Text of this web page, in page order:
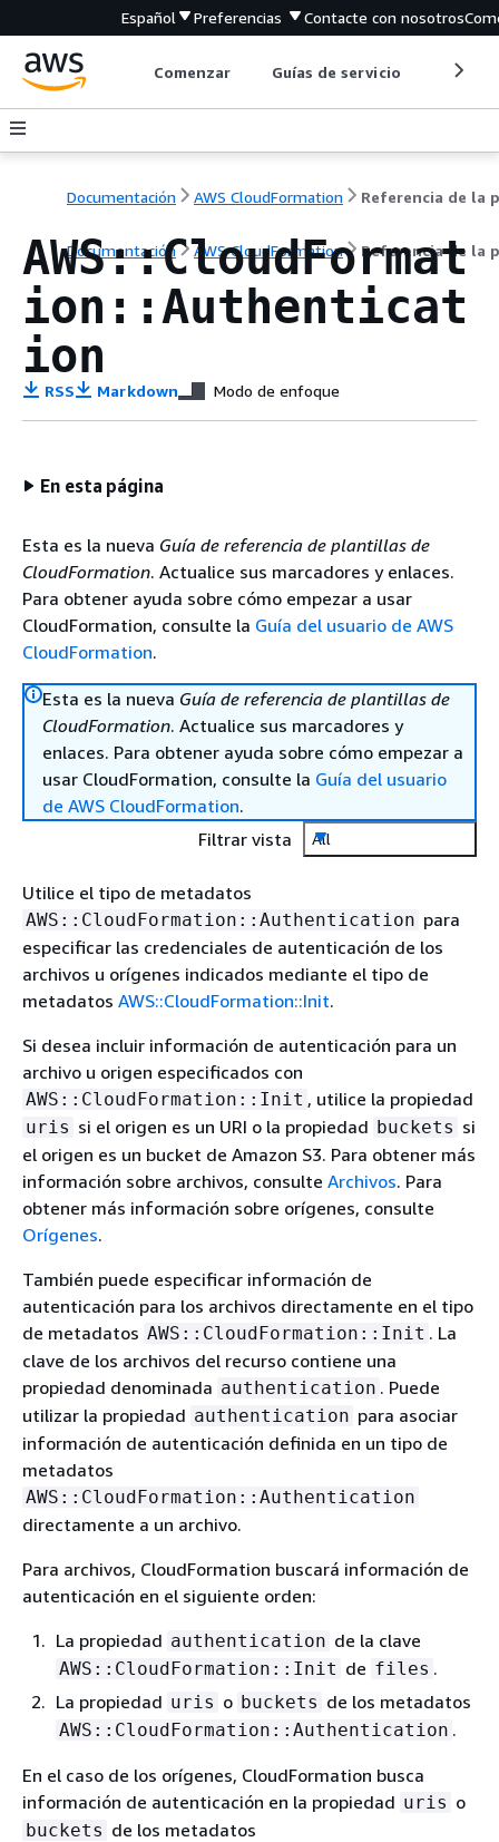
Español Preferencias Contacte con nosotros
Comenzar Guías de servicio
Documentación AWS CloudFormation
Documentación AWS CloudFormation Referencia de la
AWS::CloudFormat
ion::Authenticat
ion
RSS Markdown Modo de enfoque
En esta página
Esta es la nueva Guía de referencia de plantillas de
CloudFormation. Actualice sus marcadores y enlaces.
Para obtener ayuda sobre cómo empezar a usar
CloudFormation, consulte la Guía del usuario de AWS
CloudFormation.
Esta es la nueva Guía de referencia de plantillas de
CloudFormation. Actualice sus marcadores y
enlaces. Para obtener ayuda sobre cómo empezar a
usar CloudFormation, consulte la Guía del usuario
de AWS CloudFormation.
Filtrar vista
All
Utilice el tipo de metadatos
AWS::CloudFormation::Authentication para
especificar las credenciales de autenticación de los
archivos u orígenes indicados mediante el tipo de
metadatos AWS::CloudFormation::Init.
Si desea incluir información de autenticación para un
archivo u origen especificados con
AWS::CloudFormation::Init , utilice la propiedad
uris si el origen es un URI o la propiedad buckets si
el origen es un bucket de Amazon S3. Para obtener más
información sobre archivos, consulte Archivos. Para
obtener más información sobre orígenes, consulte
Orígenes.
También puede especificar información de
autenticación para los archivos directamente en el tipo
de metadatos AWS::CloudFormation::Init . La
clave de los archivos del recurso contiene una
propiedad denominada authentication . Puede
utilizar la propiedad authentication para asociar
información de autenticación definida en un tipo de
metadatos
AWS::CloudFormation::Authentication
directamente a un archivo.
Para archivos, CloudFormation buscará información de
autenticación en el siguiente orden:
La propiedad authentication de la clave
AWS::CloudFormation::Init de files .
La propiedad uris o buckets de los metadatos
AWS::CloudFormation::Authentication .
En el caso de los orígenes, CloudFormation busca
información de autenticación en la propiedad uris o
buckets de los metadatos